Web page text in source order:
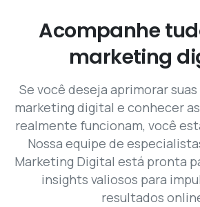
Acompanhe
marketing
Se você deseja aprimorar
marketing digital e conhecer
realmente funcionam, você
Nossa equipe de
Marketing Digital está pronta
insights valiosos para
resultados